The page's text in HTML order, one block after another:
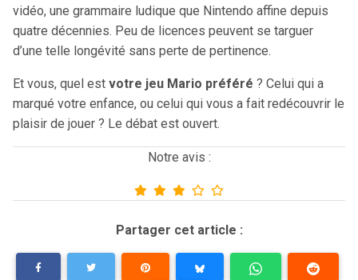
vidéo, une grammaire ludique que Nintendo affine depuis
quatre décennies. Peu de licences peuvent se targuer
d’une telle longévité sans perte de pertinence.
Et vous, quel est votre jeu Mario préféré ? Celui qui a
marqué votre enfance, ou celui qui vous a fait redécouvrir le
plaisir de jouer ? Le débat est ouvert.
Notre avis :
Partager cet article :